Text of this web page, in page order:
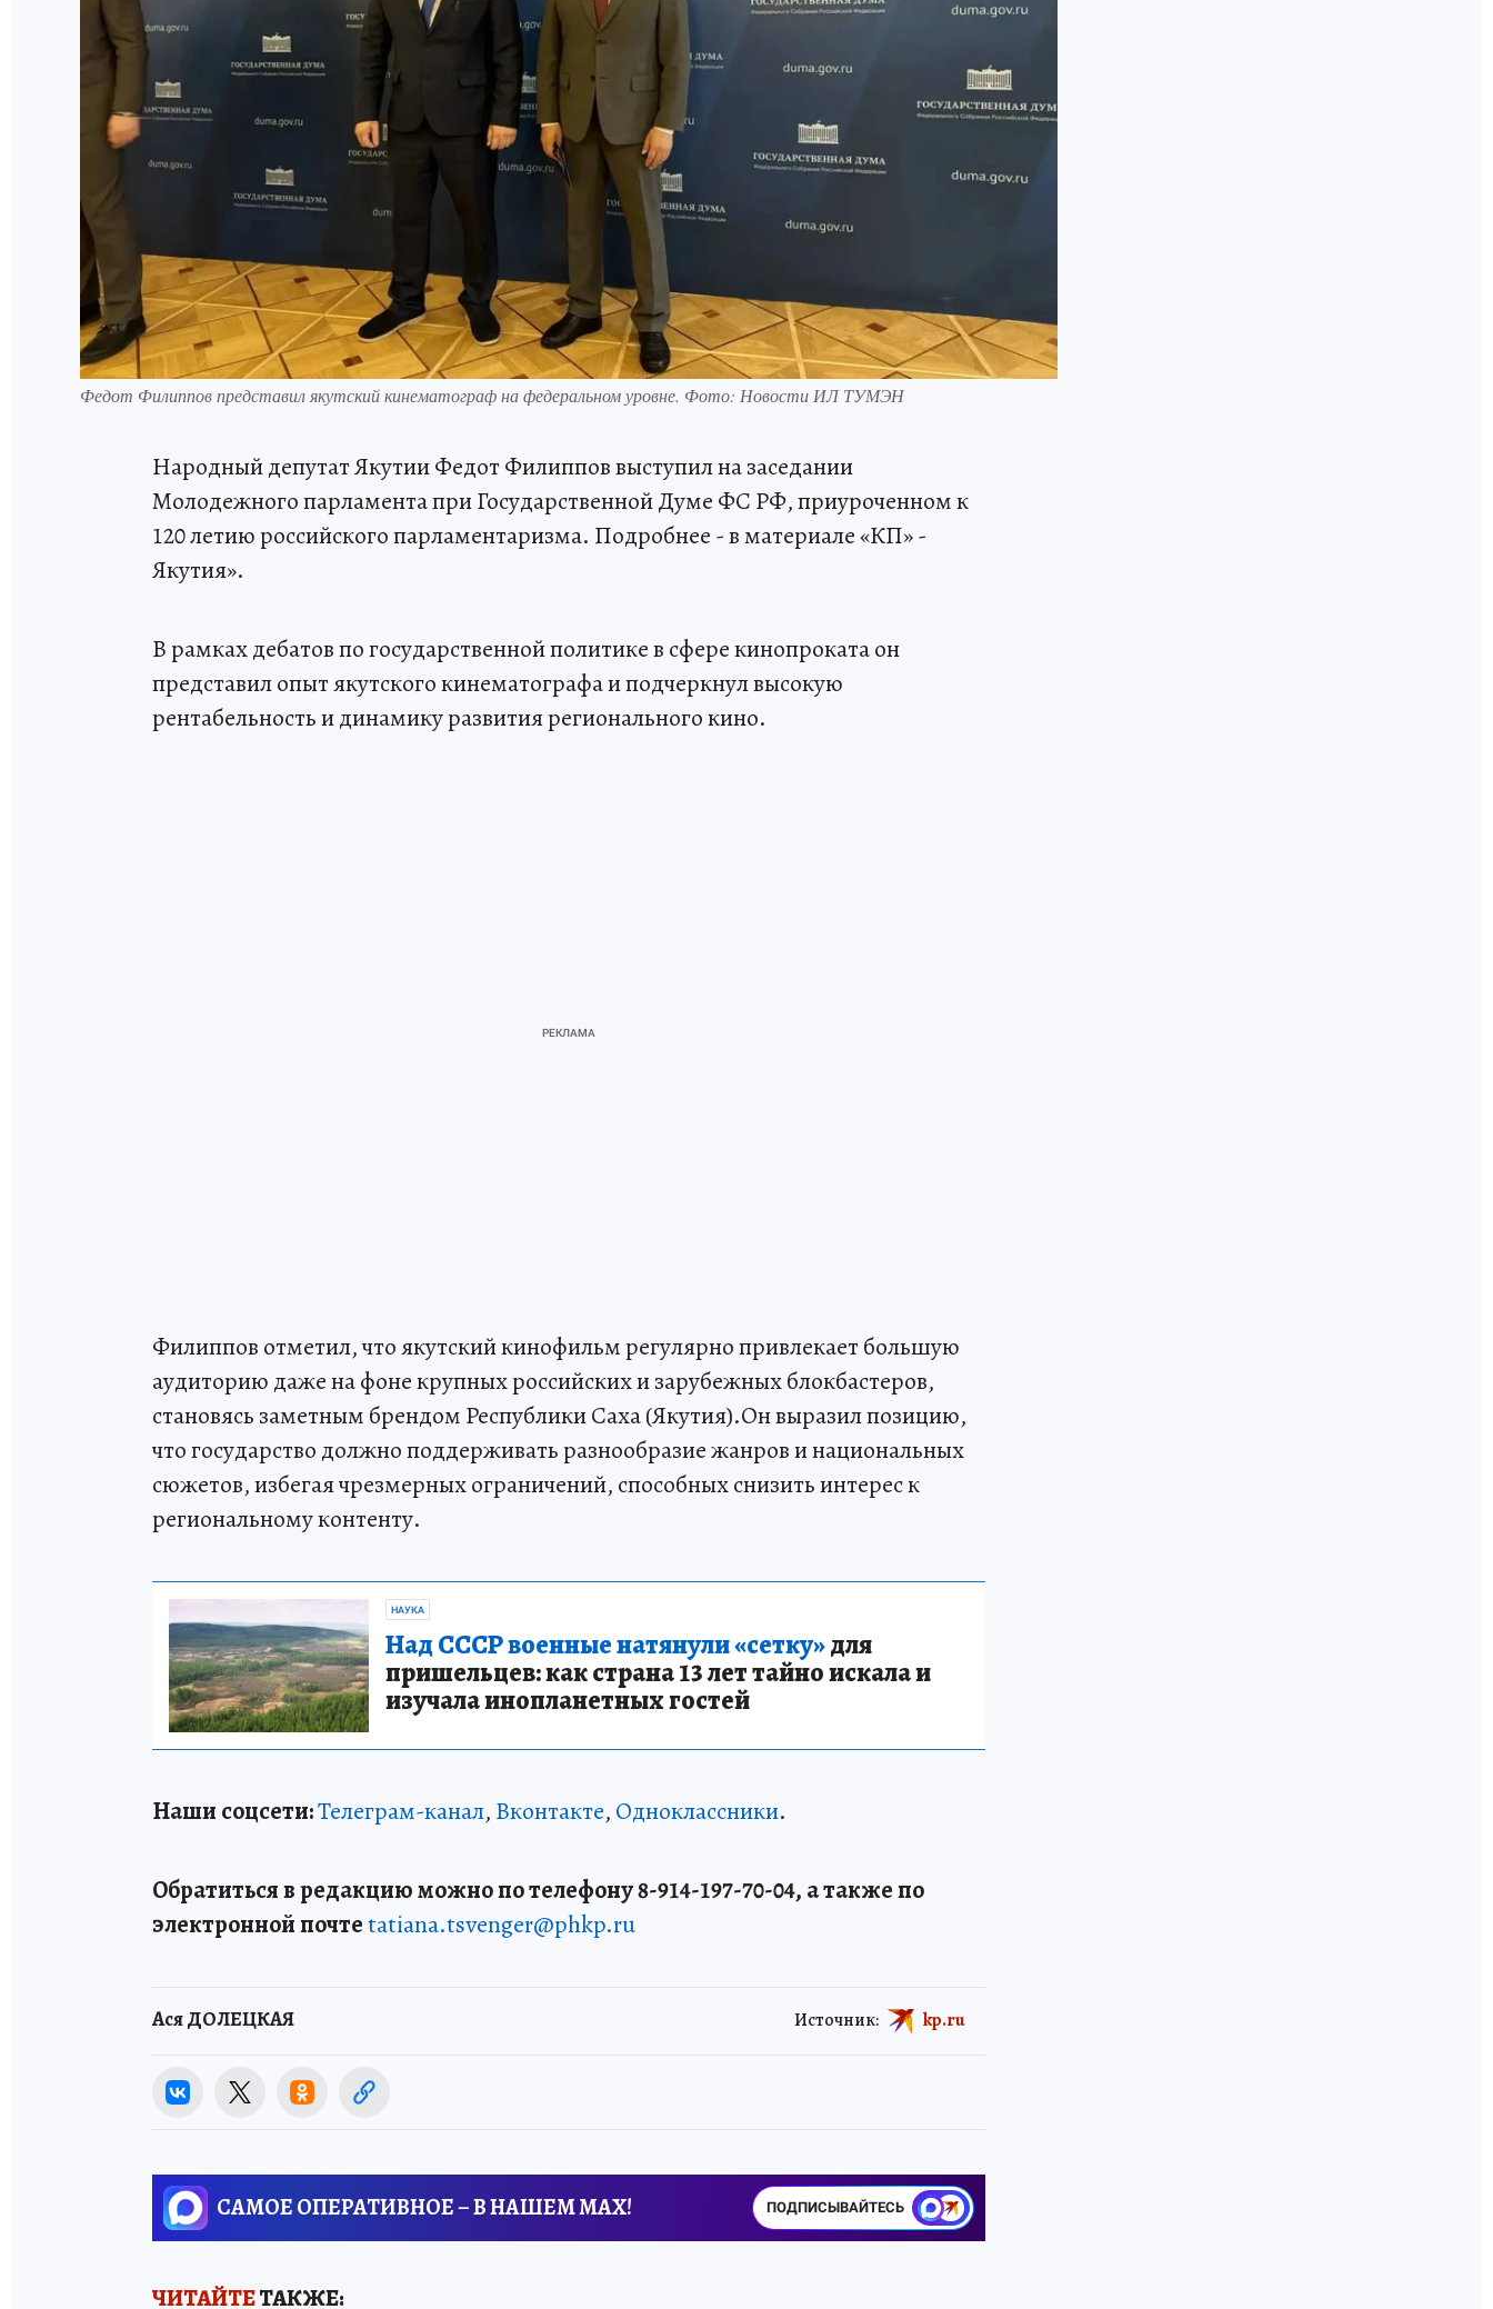
Федот Филиппов представил якутский кинематограф на федеральном уровне. Фото: Новости ИЛ ТУМЭН
Народный депутат Якутии Федот Филиппов выступил на заседании
Молодежного парламента при Государственной Думе ФС РФ, приуроченном к
120 летию российского парламентаризма. Подробнее - в материале «КП» -
Якутия».
В рамках дебатов по государственной политике в сфере кинопроката он
представил опыт якутского кинематографа и подчеркнул высокую
рентабельность и динамику развития регионального кино.
Филиппов отметил, что якутский кинофильм регулярно привлекает большую
аудиторию даже на фоне крупных российских и зарубежных блокбастеров,
становясь заметным брендом Республики Саха (Якутия).Он выразил позицию,
что государство должно поддерживать разнообразие жанров и национальных
сюжетов, избегая чрезмерных ограничений, способных снизить интерес к
региональному контенту.
НАУКА
Над СССР военные натянули «сетку»для
пришельцев: как страна 13 лет тайно искала и
изучала инопланетных гостей
Наши соцсети:Телеграм-канал, Вконтакте, Одноклассники.
Обратиться в редакцию можно по телефону 8-914-197-70-04, а также по
электронной почтеtatiana.tsvenger@phkp.ru
Ася ДОЛЕЦКАЯ Источник: kp.ru
САМОЕ ОПЕРАТИВНОЕ – В НАШЕМ MAX! ПОДПИСЫВАЙТЕСЬ
ЧИТАЙТЕТАКЖЕ: